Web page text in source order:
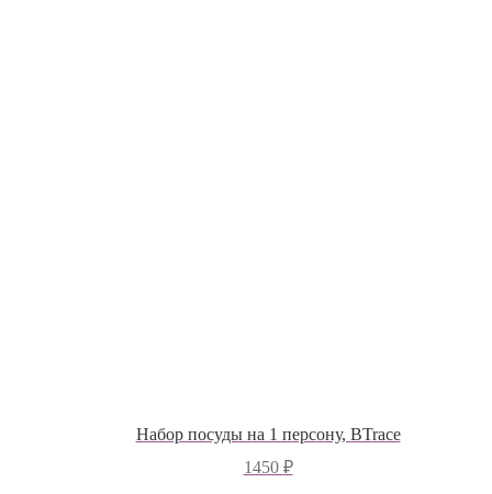
Набор посуды на 1 персону, BTrace
1450 ₽